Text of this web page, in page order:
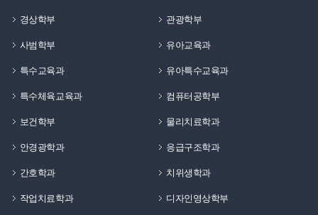
경상학부 관광학부
사범학부 유아교육과
특수교육과 유아특수교육과
특수체육교육과 컴퓨터공학부
보건학부 물리치료학과
안경광학과 응급구조학과
간호학과 치위생학과
작업치료학과 디자인영상학부